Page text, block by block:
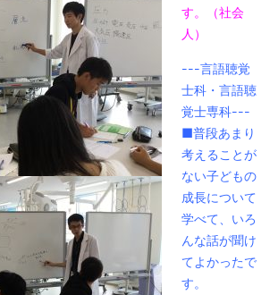
す。（社会
人）
---言語聴覚
士科・言語聴
覚士専科---
■普段あまり
考えることが
ない子どもの
成長について
学べて、いろ
んな話が聞け
てよかったで
す。